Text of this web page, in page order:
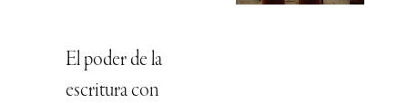
El poder de la
escritura con